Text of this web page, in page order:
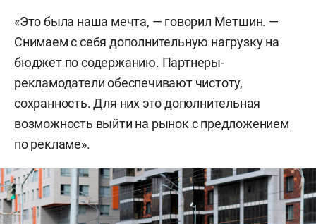
«Это была наша мечта, — говорил Метшин. —
Снимаем с себя дополнительную нагрузку на
бюджет по содержанию. Партнеры-
рекламодатели обеспечивают чистоту,
сохранность. Для них это дополнительная
возможность выйти на рынок с предложением
по рекламе».